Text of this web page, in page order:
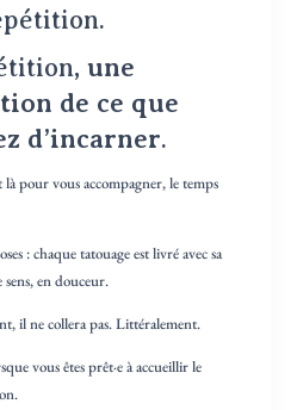
une
de ce que
d’incarner.
là pour vous accompagner, le temps
: chaque tatouage est livré avec sa
en douceur.
il ne collera pas. Littéralement.
vous êtes prêt·e à accueillir le